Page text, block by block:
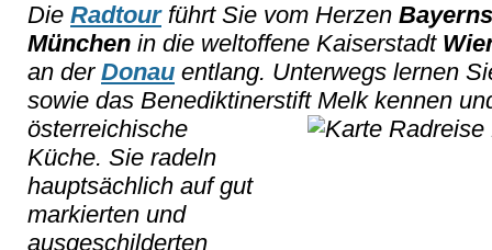
Die Radtourführt Sie vom Herzen Bayerns
München in die weltoffene Kaiserstadt
an der Donau entlang. Unterwegs lernen
sowie das Benediktinerstift Melk kennen
österreichische
Küche. Sie radeln
hauptsächlich auf gut
markierten und
ausgeschilderten